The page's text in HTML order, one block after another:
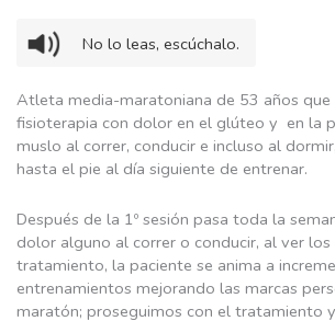
No lo leas, escúchalo.
Atleta media-maratoniana de 53 años
fisioterapia con dolor en el glúteo y en la
muslo al correr, conducir e incluso al
hasta el pie al día siguiente de entrenar.
Después de la 1º sesión pasa toda la
dolor alguno al correr o conducir, al ver
tratamiento, la paciente se anima a
entrenamientos mejorando las marcas
maratón; proseguimos con el tratamiento